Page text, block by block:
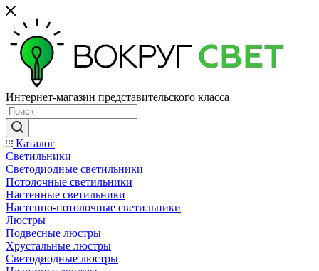
Интернет-магазин представительского класса
Каталог
Светильники
Светодиодные светильники
Потолочные светильники
Настенные светильники
Настенно-потолочные светильники
Люстры
Подвесные люстры
Хрустальные люстры
Светодиодные люстры